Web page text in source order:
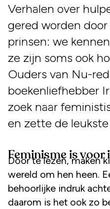
Verhalen over
gered worden
prinsen: we
ze zijn soms ook
Ouders van Nu-
boekenliefhebber
zoek naar
en zette de
Feminisme is voor
Door te lezen, maken kinderen kennis met de
wereld om hen heen.
behoorlijke indruk
daarom is het ook zo